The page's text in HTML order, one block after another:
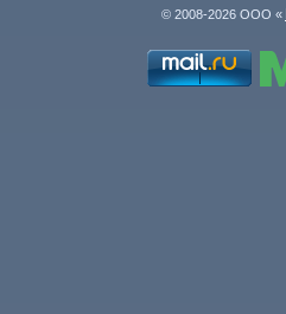
© 2008-2026 ООО «